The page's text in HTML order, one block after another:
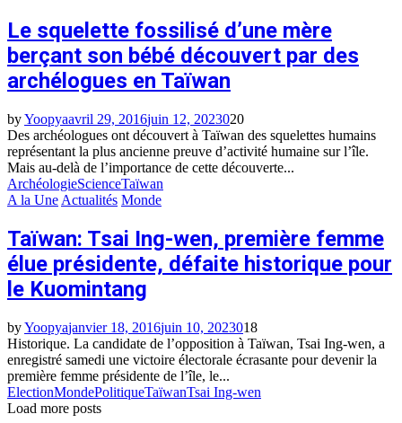
Le squelette fossilisé d’une mère
berçant son bébé découvert par des
archélogues en Taïwan
byYoopyaavril 29, 2016juin 12, 2023020
Des archéologues ont découvert à Taïwan des squelettes humains
représentant la plus ancienne preuve d’activité humaine sur l’île.
Mais au-delà de l’importance de cette découverte...
ArchéologieScienceTaïwan
A la Une Actualités Monde
Taïwan: Tsai Ing-wen, première femme
élue présidente, défaite historique pour
le Kuomintang
byYoopyajanvier 18, 2016juin 10, 2023018
Historique. La candidate de l’opposition à Taïwan, Tsai Ing-wen, a
enregistré samedi une victoire électorale écrasante pour devenir la
première femme présidente de l’île, le...
ElectionMondePolitiqueTaïwanTsai Ing-wen
Load more posts